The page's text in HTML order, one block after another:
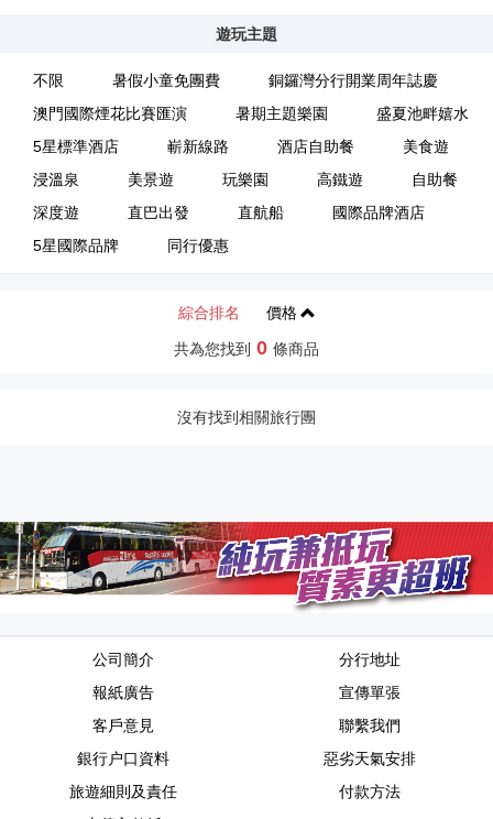
遊玩主題
不限 暑假小童免團費
銅鑼灣分行開業周年誌慶
澳門國際煙花比賽匯演
暑期主題樂園
盛夏池畔嬉水
5星標準酒店
嶄新線路 酒店自助餐
美食遊
浸溫泉
美景遊 玩樂園 高鐵遊
自助餐
深度遊
直巴出發 直航船
國際品牌酒店
5星國際品牌
同行優惠
綜合排名 價格
共為您找到 0 條商品
沒有找到相關旅行團
公司簡介
分行地址
報紙廣告
宣傳單張
客戶意見
聯繫我們
銀行户口資料
惡劣天氣安排
旅遊細則及責任
付款方法